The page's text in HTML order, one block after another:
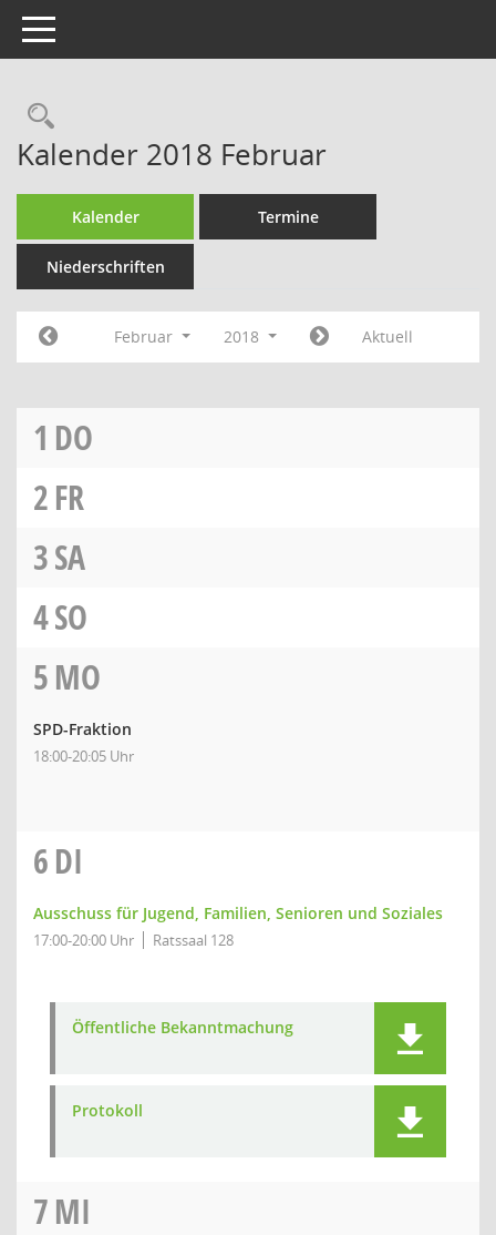
Toggle navigation
Rechercheauswahl
Kalender 2018 Februar
Kalender Termine
Niederschriften
Februar 2018 Aktuell
1 DO
2FR
3SA
4SO
5MO
SPD-Fraktion
18:00-20:05 Uhr
6DI
Ausschuss für Jugend, Familien, Senioren und Soziales
17:00-20:00 Uhr Ratssaal 128
Öffentliche Bekanntmachung
Protokoll
7MI